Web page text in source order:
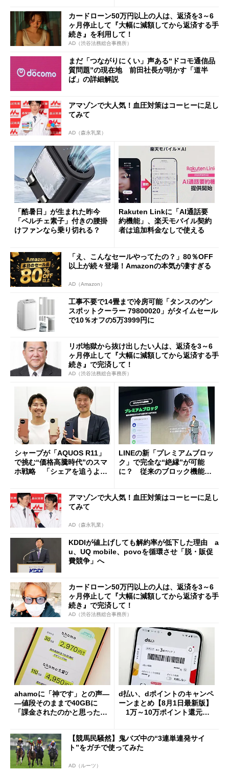
カードローン50万円以上の人は、返済を3～6
ヶ月停止して『大幅に減額してから返済する手
続き』を利用して！
AD（渋谷法務総合事務所）
まだ「つながりにくい」声ある“ドコモ通信品
質問題”の現在地 前田社長が明かす「道半
ば」の詳細解説
アマゾンで大人気！血圧対策はコーヒーに足し
てみて
AD（森永乳業）
「酷暑日」が生まれた昨今
「ペルチェ素子」付きの腰掛
けファンなら乗り切れる？
Rakuten Linkに「AI通話要
約機能」、楽天モバイル契約
者は追加料金なしで使える
「え、こんなセールやってたの？」80％OFF
以上が続々登場！Amazonの本気が凄すぎる
AD（Amazon）
工事不要で14畳まで冷房可能「タンスのゲン
スポットクーラー 79800020」がタイムセール
で10％オフの5万3999円に
リボ地獄から抜け出したい人は、返済を3～6
ヶ月停止して『大幅に減額してから返済する手
続き』で完済して！
AD（渋谷法務総合事務所）
シャープが「AQUOS R11」
で挑む“価格高騰時代”のスマ
ホ戦略 「シェアを追うより
LINEの新「プレミアムブロッ
ク」で完全な“絶縁”が可能
に？ 従来のブロック機能と
アマゾンで大人気！血圧対策はコーヒーに足し
てみて
AD（森永乳業）
KDDIが値上げしても解約率が低下した理由 a
u、UQ mobile、povoを循環させ「脱・販促
費競争」へ
カードローン50万円以上の人は、返済を3～6
ヶ月停止して『大幅に減額してから返済する手
続き』で完済して！
AD（渋谷法務総合事務所）
ahamoに「神です」との声―
―値段そのままで40GBに
「課金されたのかと思った」
d払い、dポイントのキャンペ
ーンまとめ【8月1日最新版】
1万～10万ポイント還元の
【競馬民騒然】鬼バズ中の“3連単連発サイ
ト”をガチで使ってみた
AD（ルーツ）